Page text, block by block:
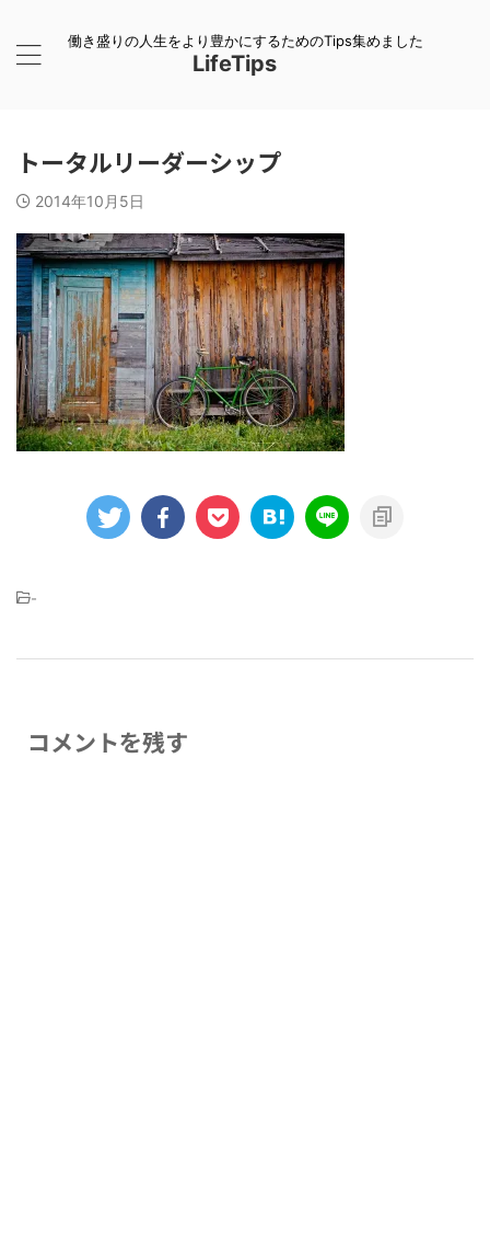
働き盛りの人生をより豊かにするためのTips集めました
LifeTips
トータルリーダーシップ
2014年10月5日
-
コメントを残す